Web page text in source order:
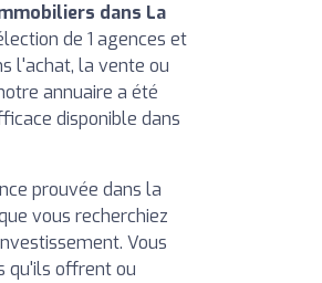
dans La
de 1 agences et
l'achat, la vente ou
annuaire a été
disponible dans
prouvée dans la
vous recherchiez
Vous
qu'ils offrent ou